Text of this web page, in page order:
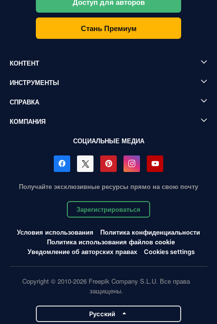
Стань Премиум
КОНТЕНТ
ИНСТРУМЕНТЫ
СПРАВКА
КОМПАНИЯ
СОЦИАЛЬНЫЕ МЕДИА
Получайте эксклюзивные ресурсы прямо на свою почту
Зарегистрироваться
Условия использования
Политика конфиденциальности
Политика использования файлов cookie
Уведомление об авторских правах
Cookies settings
Copyright © 2010-2026 Freepik Company S.L.U. Все права
защищены.
Pусский